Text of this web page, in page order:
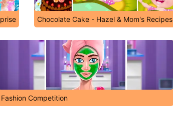
Chocolate Cake - Hazel & Mom's Recipes
Fashion Competition